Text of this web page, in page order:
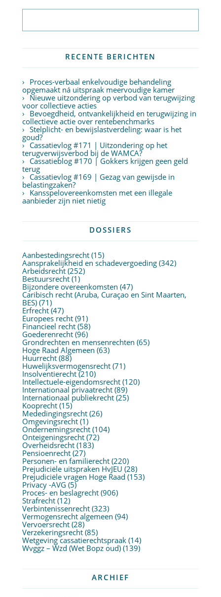
RECENTE BERICHTEN
Proces-verbaal enkelvoudige behandeling
opgemaakt ná uitspraak meervoudige kamer
Nieuwe uitzondering op verbod van terugwijzing
voor collectieve acties
Bevoegdheid, ontvankelijkheid en terugwijzing in
collectieve actie over rentebenchmarks
Stelplicht- en bewijslastverdeling: waar is het
goud?
Cassatievlog #171 | Uitzondering op het
terugverwijsverbod bij de WAMCA?
Cassatieblog #170 | Gokkers krijgen geen geld
terug
Cassatievlog #169 | Gezag van gewijsde in
belastingzaken?
Kansspelovereenkomsten met een illegale
aanbieder zijn niet nietig
DOSSIERS
Aanbestedingsrecht(15)
Aansprakelijkheid en schadevergoeding(342)
Arbeidsrecht(252)
Bestuursrecht(1)
Bijzondere overeenkomsten (47)
Caribisch recht (Aruba, Curaçao en Sint Maarten,
BES)(71)
Erfrecht(47)
Europees recht(91)
Financieel recht(58)
Goederenrecht(96)
Grondrechten en mensenrechten (65)
Hoge Raad Algemeen (63)
Huurrecht(88)
Huwelijksvermogensrecht(71)
Insolventierecht(210)
Intellectuele-eigendomsrecht(120)
Internationaal privaatrecht(89)
Internationaal publiekrecht(25)
Kooprecht(15)
Mededingingsrecht(26)
Omgevingsrecht(1)
Ondernemingsrecht(104)
Onteigeningsrecht(72)
Overheidsrecht(183)
Pensioenrecht(27)
Personen- en familierecht(220)
Prejudiciële uitspraken HvJEU (28)
Prejudiciële vragen Hoge Raad (153)
Privacy -AVG (5)
Proces- en beslagrecht(906)
Strafrecht(12)
Verbintenissenrecht(323)
Vermogensrecht algemeen (94)
Vervoersrecht(28)
Verzekeringsrecht(85)
Wetgeving cassatierechtspraak(14)
Wvggz – Wzd (Wet Bopz oud)(139)
ARCHIEF